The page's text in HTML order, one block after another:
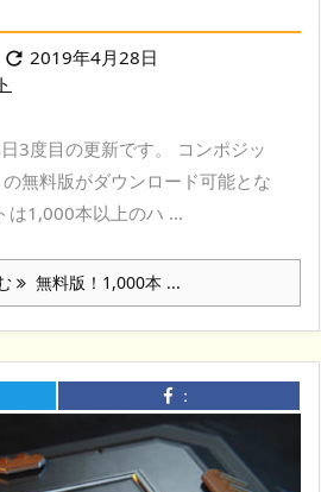
 2019年4月28日
3度目の更新です。 コンポジッ
無料版がダウンロード可能とな
は1,000本以上のハ ...
無料版！1,000本 ...
：